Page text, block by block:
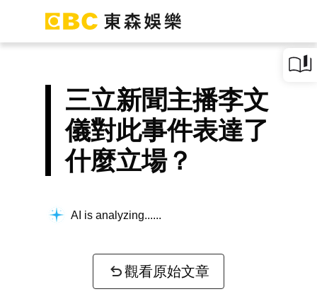
三立新聞主播李文
儀對此事件表達了
什麼立場？
AI is analyzing...
觀看原始文章